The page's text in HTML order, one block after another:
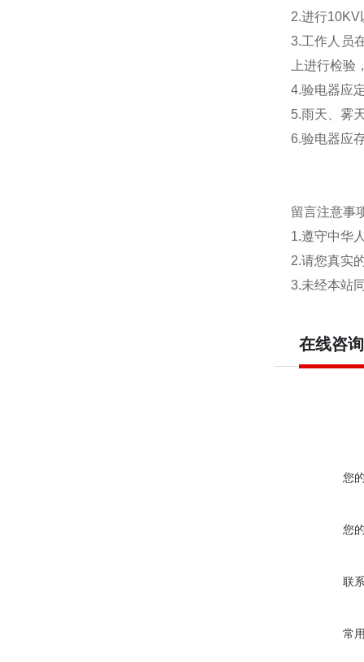
2.进行10KV
3.工作人员
上进行检
4.验电器应
5.雨天、雾
6.验电器应
留言注意事
1.遵守中华
2.请您真实
3.未经本站
在线咨询
您
您
联
常